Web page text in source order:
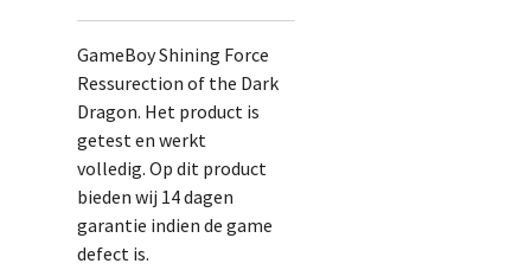
GameBoy Shining Force
Ressurection of the Dark
Dragon. Het product is
getest en werkt
volledig. Op dit product
bieden wij 14 dagen
garantie indien de game
defect is.